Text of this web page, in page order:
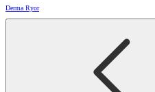
Derma Ryor